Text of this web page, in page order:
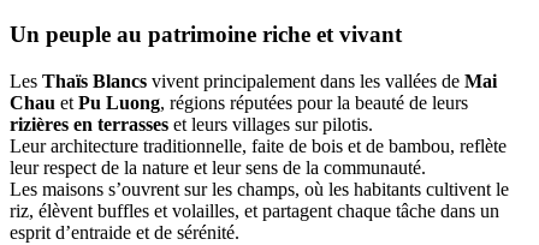
Un peuple au patrimoine riche et vivant
Les Thaïs Blancs vivent principalement dans les vallées de Mai
Chau et Pu Luong, régions réputées pour la beauté de leurs
rizières en terrasses et leurs villages sur pilotis.
Leur architecture traditionnelle, faite de bois et de bambou, reflète
leur respect de la nature et leur sens de la communauté.
Les maisons s’ouvrent sur les champs, où les habitants cultivent le
riz, élèvent buffles et volailles, et partagent chaque tâche dans un
esprit d’entraide et de sérénité.